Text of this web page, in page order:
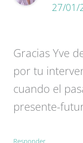
27/01/
Gracias Yve
por tu
cuando el
presente-
Responder